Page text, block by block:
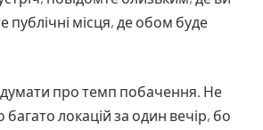
публічні місця, де обом буде
про темп побачення. Не
багато локацій за один вечір, бо